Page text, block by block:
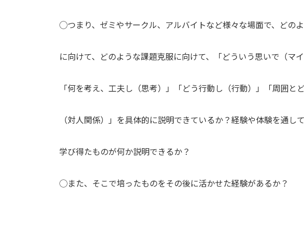
◯つまり、ゼミやサークル、アルバイトなど様々な場面で、どの
に向けて、どのような課題克服に向けて、「どういう思いで（マイ
「何を考え、工夫し（思考）」「どう行動し（行動）」「周囲と
（対人関係）」を具体的に説明できているか？経験や体験を通して
学び得たものが何か説明できるか？
◯また、そこで培ったものをその後に活かせた経験があるか？